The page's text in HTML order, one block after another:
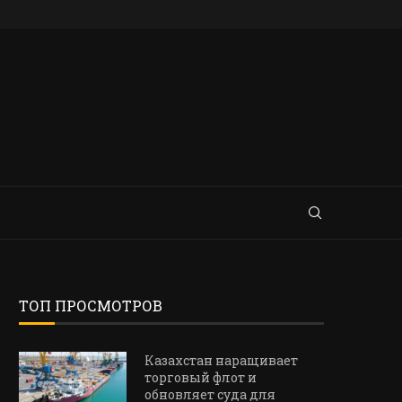
ТОП ПРОСМОТРОВ
Казахстан наращивает
торговый флот и
обновляет суда для